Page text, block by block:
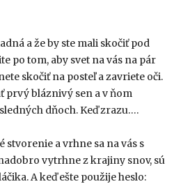
a že by ste mali skočiť pod
po tom, aby svet na vás na pár
skočiť na posteľ a zavriete oči.
prvý bláznivý sen a v ňom
dňoch. Keď zrazu….
stvorenie a vrhne sa na vás s
vytrhne z krajiny snov, sú
A keď ešte použije heslo: